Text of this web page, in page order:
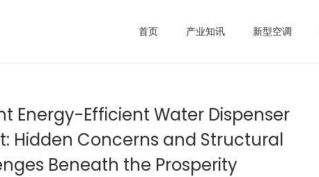
首页 产业知讯 新型空调
Energy-Efficient Water Dispenser
Hidden Concerns and Structural
Beneath the Prosperity